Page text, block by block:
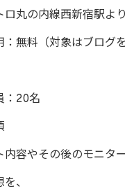
丸の内線西新宿駅よ
無料（対象はブログ
：20名
容やその後のモニタ
、